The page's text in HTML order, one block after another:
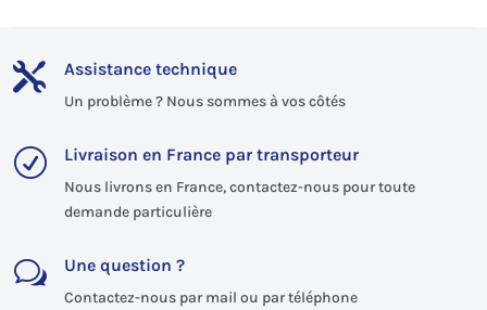
 Assistance technique
Un problème ? Nous sommes à vos côtés
R Livraison en France par transporteur
Nous livrons en France, contactez-nous pour toute
demande particulière
w Une question ?
Contactez-nous par mail ou par téléphone